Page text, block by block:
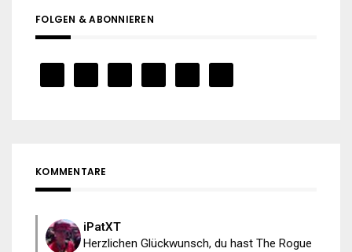
FOLGEN & ABONNIEREN
KOMMENTARE
iPatXT
Herzlichen Glückwunsch, du hast The Rogue